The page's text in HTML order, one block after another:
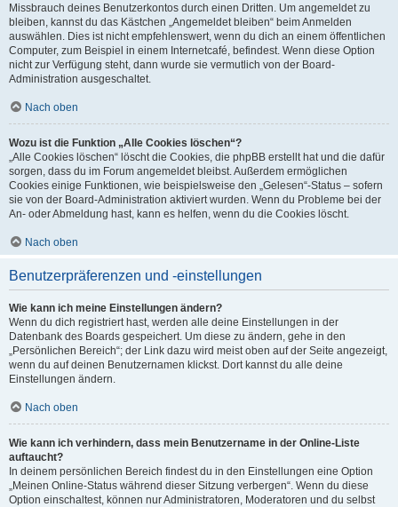
Missbrauch deines Benutzerkontos durch einen Dritten. Um angemeldet zu
bleiben, kannst du das Kästchen „Angemeldet bleiben“ beim Anmelden
auswählen. Dies ist nicht empfehlenswert, wenn du dich an einem öffentlichen
Computer, zum Beispiel in einem Internetcafé, befindest. Wenn diese Option
nicht zur Verfügung steht, dann wurde sie vermutlich von der Board-
Administration ausgeschaltet.
Nach oben
Wozu ist die Funktion „Alle Cookies löschen“?
„Alle Cookies löschen“ löscht die Cookies, die phpBB erstellt hat und die dafür
sorgen, dass du im Forum angemeldet bleibst. Außerdem ermöglichen
Cookies einige Funktionen, wie beispielsweise den „Gelesen“-Status – sofern
sie von der Board-Administration aktiviert wurden. Wenn du Probleme bei der
An- oder Abmeldung hast, kann es helfen, wenn du die Cookies löscht.
Nach oben
Benutzerpräferenzen und -einstellungen
Wie kann ich meine Einstellungen ändern?
Wenn du dich registriert hast, werden alle deine Einstellungen in der
Datenbank des Boards gespeichert. Um diese zu ändern, gehe in den
„Persönlichen Bereich“; der Link dazu wird meist oben auf der Seite angezeigt,
wenn du auf deinen Benutzernamen klickst. Dort kannst du alle deine
Einstellungen ändern.
Nach oben
Wie kann ich verhindern, dass mein Benutzername in der Online-Liste
auftaucht?
In deinem persönlichen Bereich findest du in den Einstellungen eine Option
„Meinen Online-Status während dieser Sitzung verbergen“. Wenn du diese
Option einschaltest, können nur Administratoren, Moderatoren und du selbst